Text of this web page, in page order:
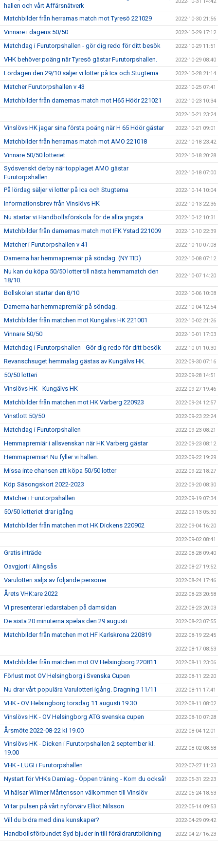
hallen och vårt Affärsnätverk
Matchbilder från herrarnas match mot Tyresö 221029 2022-10-30 21:56
Vinnare i dagens 50/50 2022-10-29 17:12
Matchdag i Furutorpshallen - gör dig redo för ditt besök 2022-10-29 11:51
VHK behöver poäng när Tyresö gästar Furutorpshallen. 2022-10-29 08:40
Lördagen den 29/10 säljer vi lotter på Ica och Stugtema 2022-10-28 21:14
Matcher Furutorpshallen v 43 2022-10-25 07:41
Matchbilder från damernas match mot H65 Höör 221021 2022-10-23 10:34
2022-10-21 23:24
Vinslövs HK jagar sina första poäng när H 65 Höör gästar 2022-10-21 09:01
Matchbilder från herrarnas match mot AMO 221018 2022-10-18 23:42
Vinnare 50/50 lotteriet 2022-10-18 20:28
Sydsvenskt derby när topplaget AMO gästar
Furutorpshallen.
2022-10-18 07:00
På lördag säljer vi lotter på Ica och Stugtema 2022-10-14 10:04
Informationsbrev från Vinslövs HK 2022-10-13 22:36
Nu startar vi Handbollsförskola för de allra yngsta 2022-10-12 10:31
Matchbilder från damernas match mot IFK Ystad 221009 2022-10-10 22:39
Matcher i Furutorpshallen v 41 2022-10-10 07:08
Damerna har hemmapremiär på söndag. (NY TID) 2022-10-08 07:12
Nu kan du köpa 50/50 lotter till nästa hemmamatch den
18/10.
2022-10-07 14:20
Bollskolan startar den 8/10 2022-10-06 10:08
Damerna har hemmapremiär på söndag. 2022-10-04 12:54
Matchbilder från matchen mot Kungälvs HK 221001 2022-10-02 21:26
Vinnare 50/50 2022-10-01 17:03
Matchdag i Furutorpshallen - Gör dig redo för ditt besök 2022-10-01 10:30
Revanschsuget hemmalag gästas av Kungälvs HK. 2022-09-30 07:16
50/50 lotteri 2022-09-28 14:51
Vinslövs HK - Kungälvs HK 2022-09-27 19:46
Matchbilder från matchen mot HK Varberg 220923 2022-09-24 12:57
Vinstlott 50/50 2022-09-23 22:24
Matchdag i Furutorpshallen 2022-09-23 08:21
Hemmapremiär i allsvenskan när HK Varberg gästar 2022-09-23 08:12
Hemmapremiär! Nu fyller vi hallen. 2022-09-22 19:29
Missa inte chansen att köpa 50/50 lotter 2022-09-22 18:27
Köp Säsongskort 2022-2023 2022-09-20 08:30
Matcher i Furutorpshallen 2022-09-19 07:34
50/50 lotteriet drar igång 2022-09-13 05:30
Matchbilder från matchen mot HK Dickens 220902 2022-09-04 16:20
2022-09-02 08:41
Gratis inträde 2022-08-28 09:40
Oavgjort i Alingsås 2022-08-27 19:52
Varulotteri säljs av följande personer 2022-08-24 17:46
Årets VHK:are 2022 2022-08-23 20:58
Vi presenterar ledarstaben på damsidan 2022-08-23 20:03
De sista 20 minuterna spelas den 29 augusti 2022-08-23 07:55
Matchbilder från matchen mot HF Karlskrona 220819 2022-08-19 22:45
2022-08-17 08:53
Matchbilder från matchen mot OV Helsingborg 220811 2022-08-11 23:06
Förlust mot OV Helsingborg i Svenska Cupen 2022-08-11 22:20
Nu drar vårt populära Varulotteri igång. Dragning 11/11 2022-08-11 17:41
VHK - OV Helsingborg torsdag 11 augusti 19.30 2022-08-11 08:02
Vinslövs HK - OV Helsingborg ATG svenska cupen 2022-08-10 07:28
Årsmöte 2022-08-22 kl 19.00 2022-08-04 12:01
Vinslövs HK - Dicken i Furutorpshallen 2 september kl.
19.00
2022-08-02 08:58
VHK - LUGI i Furutorpshallen 2022-07-27 11:23
Nystart för VHKs Damlag - Öppen träning - Kom du också! 2022-05-31 22:23
Vi hälsar Wilmer Mårtensson välkommen till Vinslöv 2022-05-24 18:53
Vi tar pulsen på vårt nyförvärv Elliot Nilsson 2022-05-14 09:53
Vill du bidra med dina kunskaper? 2022-04-29 09:42
Handbollsförbundet Syd bjuder in till föräldrarutbildning 2022-04-27 16:23